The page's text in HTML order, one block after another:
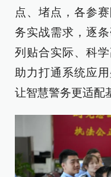
点、堵点，各参
务实战需求，逐
列贴合实际、科
助力打通系统应
让智慧警务更适配